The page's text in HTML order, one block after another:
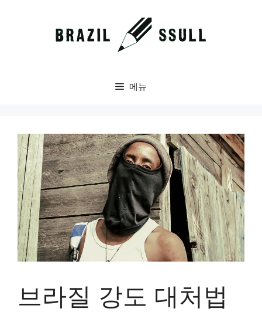
메뉴
브라질 강도 대처법